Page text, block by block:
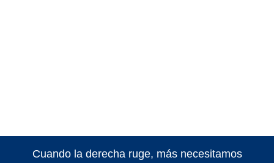
Cuando la derecha ruge, más necesitamos